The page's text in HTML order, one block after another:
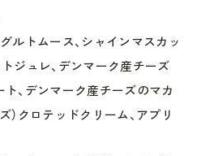
ルトムース、シャインマスカッ
ジュレ、デンマーク産チーズ
、デンマーク産チーズのマカ
）クロテッドクリーム、アプリ